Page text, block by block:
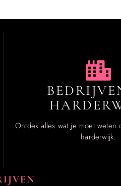
Ontdek alles wat je moet weten
harderwijk.